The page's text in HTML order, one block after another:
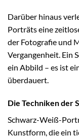
Darüber hinaus
Porträts eine
der Fotografie und
Vergangenheit. Ein
ein Abbild – es ist
überdauert.
Die Techniken der
Schwarz-Weiß-
Kunstform, die ein